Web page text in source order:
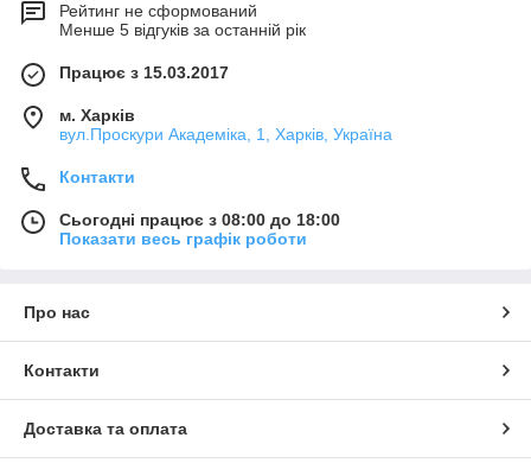
Рейтинг не сформований
Менше 5 відгуків за останній рік
Працює з 15.03.2017
м. Харків
вул.Проскури Академіка, 1, Харків, Україна
Контакти
Сьогодні працює з 08:00 до 18:00
Показати весь графік роботи
Про нас
Контакти
Доставка та оплата